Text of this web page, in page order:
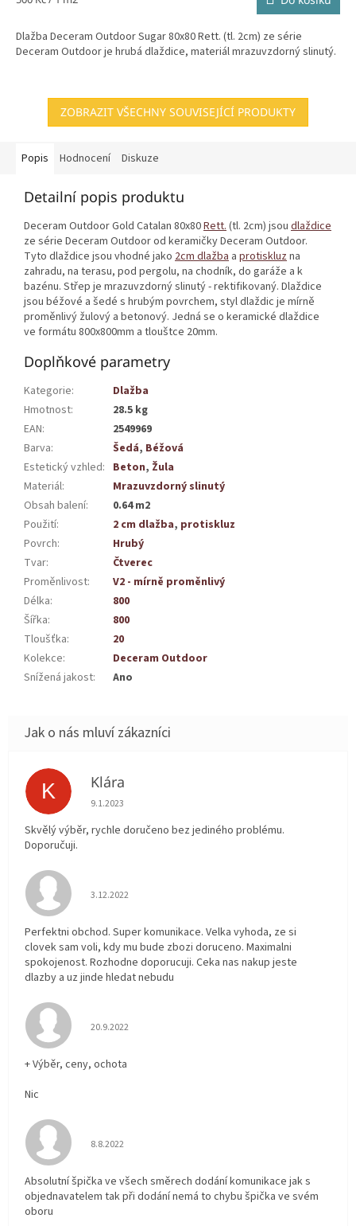
Dlažba Deceram Outdoor Sugar 80x80 Rett. (tl. 2cm) ze série
Deceram Outdoor je hrubá dlaždice, materiál mrazuvzdorný slinutý.
ZOBRAZIT VŠECHNY SOUVISEJÍCÍ PRODUKTY
Popis Hodnocení Diskuze
Detailní popis produktu
Deceram Outdoor Gold Catalan 80x80Rett. (tl. 2cm) jsou dlaždice
ze série Deceram Outdoor od keramičky Deceram Outdoor.
Tyto dlaždice jsou vhodné jako 2cm dlažba a protiskluzna
zahradu, na terasu, pod pergolu, na chodník, do garáže a k
bazénu. Střep je mrazuvzdorný slinutý - rektifikovaný. Dlaždice
jsou béžové a šedé s hrubým povrchem, styl dlaždic je mírně
proměnlivý žulový a betonový. Jedná se o keramické dlaždice
ve formátu 800x800mm a tlouštce 20mm.
Doplňkové parametry
Kategorie:
Dlažba
Hmotnost:
28.5 kg
EAN:
2549969
Barva: Šedá, Béžová
Estetický vzhled: Beton, Žula
Materiál:
Mrazuvzdorný slinutý
Obsah balení:
0.64 m2
Použití: 2 cm dlažba, protiskluz
Povrch:
Hrubý
Tvar:
Čtverec
Proměnlivost:
V2 - mírně proměnlivý
Délka:
800
Šířka:
800
Tloušťka:
20
Kolekce:
Deceram Outdoor
Snížená jakost: Ano
K Klára
Hodnocení obchodu je 5 z 5 hvězdiček.
9.1.2023
Skvělý výběr, rychle doručeno bez jediného problému.
Doporučuji.
Hodnocení obchodu je 5 z 5 hvězdiček.
3.12.2022
Perfektni obchod. Super komunikace. Velka vyhoda, ze si
clovek sam voli, kdy mu bude zbozi doruceno. Maximalni
spokojenost. Rozhodne doporucuji. Ceka nas nakup jeste
dlazby a uz jinde hledat nebudu
Hodnocení obchodu je 5 z 5 hvězdiček.
20.9.2022
+ Výběr, ceny, ochota
Nic
Hodnocení obchodu je 5 z 5 hvězdiček.
8.8.2022
Absolutní špička ve všech směrech dodání komunikace jak s
objednavatelem tak při dodání nemá to chybu špička ve svém
oboru